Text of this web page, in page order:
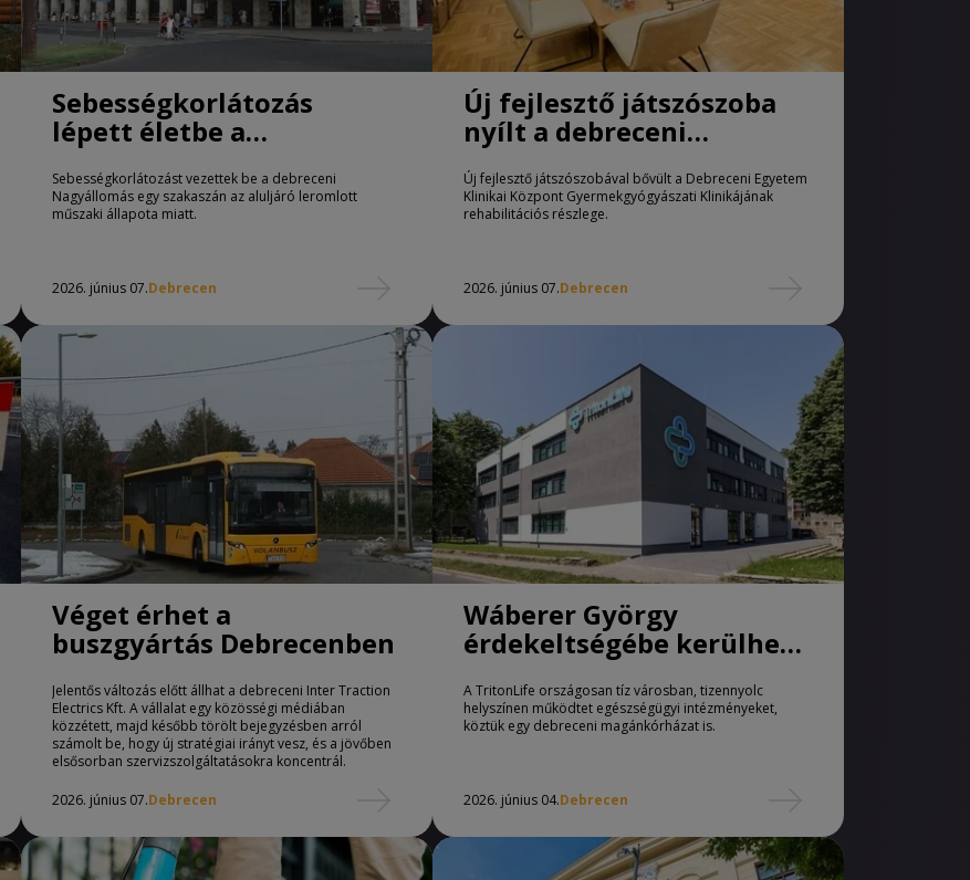
Sebességkorlátozás
lépett életbe a
Nagyállomáson
Sebességkorlátozást vezettek be a debreceni
Nagyállomás egy szakaszán az aluljáró leromlott
műszaki állapota miatt.
2026. június 07.Debrecen
Új fejlesztő játszószoba
nyílt a debreceni
Gyermekklinikán
Új fejlesztő játszószobával bővült a Debreceni Egyetem
Klinikai Központ Gyermekgyógyászati Klinikájának
rehabilitációs részlege.
2026. június 07.Debrecen
Véget érhet a
buszgyártás Debrecenben
Jelentős változás előtt állhat a debreceni Inter Traction
Electrics Kft. A vállalat egy közösségi médiában
közzétett, majd később törölt bejegyzésben arról
számolt be, hogy új stratégiai irányt vesz, és a jövőben
elsősorban szervizszolgáltatásokra koncentrál.
2026. június 07.Debrecen
Wáberer György
érdekeltségébe kerülhet
a TritonLife
A TritonLife országosan tíz városban, tizennyolc
helyszínen működtet egészségügyi intézményeket,
köztük egy debreceni magánkórházat is.
2026. június 04.Debrecen